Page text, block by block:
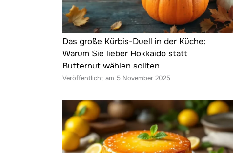
Das große Kürbis-Duell in der Küche:
Warum Sie lieber Hokkaido statt
Butternut wählen sollten
5 November 2025